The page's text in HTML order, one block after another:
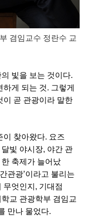
겸임교수 정란수 교
빛을 보는 것이다.
게 되는 것. 그렇게
이 곧 관광이라 말한
이 찾아왔다. 요즈
달빛 야시장, 야간 관
축제가 늘어났
관광’이라고 불리는
무엇인지 , 기대점
교 관광학부 겸임교
만나 물었다.